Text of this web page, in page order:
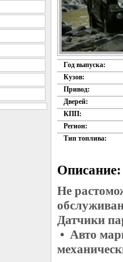
Год выпуска:
Кузов:
Привод:
Дверей:
КПП:
Регион:
Тип топлива:
Описание:
Не
Датчики
• Авто